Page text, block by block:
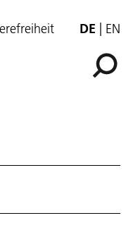
DE EN